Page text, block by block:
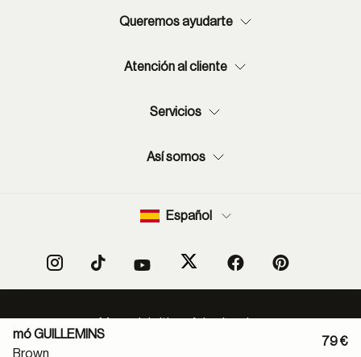
mó GUILLEMINS
Brown
79 €
Queremos ayudarte
Atención al cliente
Servicios
Así somos
Español
Política protección de datos
Normas de uso de RSS